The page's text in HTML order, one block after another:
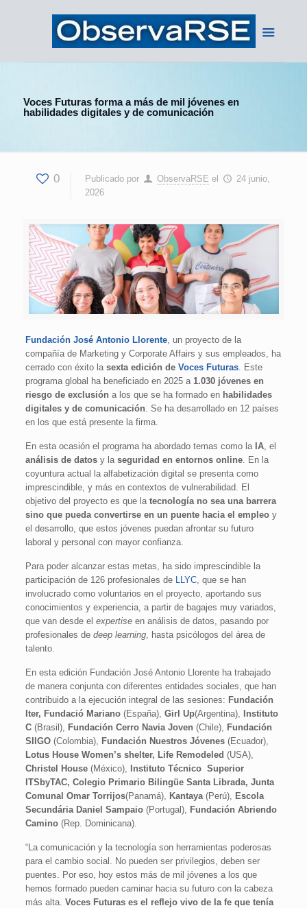
Voces Futuras forma a más de mil jóvenes en
habilidades digitales y de comunicación
0 Publicado por ObservaRSE el
24 junio,
2026
Fundación José Antonio Llorente, un proyecto de la
compañía de Marketing y Corporate Affairs y sus empleados, ha
cerrado con éxito lasexta edición deVoces Futuras. Este
programa global ha beneficiado en 2025 a1.030 jóvenes en
riesgo de exclusión a los que se ha formado en habilidades
digitales y de comunicación. Se ha desarrollado en 12 países
en los que está presente la firma.
En esta ocasión el programa ha abordado temas como la IA, el
análisis de datos y laseguridad en entornos online. En la
coyuntura actual la alfabetización digital se presenta como
imprescindible, y más en contextos de vulnerabilidad. El
objetivo del proyecto es que latecnología no sea una barrera
sino que pueda convertirse en un puente hacia el empleo y
el desarrollo, que estos jóvenes puedan afrontar su futuro
laboral y personal con mayor confianza.
Para poder alcanzar estas metas, ha sido imprescindible la
participación de 126 profesionales de LLYC, que se han
involucrado como voluntarios en el proyecto, aportando sus
conocimientos y experiencia, a partir de bagajes muy variados,
que van desde elexpertise en análisis de datos, pasando por
profesionales dedeep learning, hasta psicólogos del área de
talento.
En esta edición Fundación José Antonio Llorente ha trabajado
de manera conjunta con diferentes entidades sociales, que han
contribuido a la ejecución integral de las sesiones: Fundación
Iter, Fundació Mariano(España),Girl Up(Argentina),
Instituto
C(Brasil), Fundación Cerro Navia Joven (Chile), Fundación
SIIGO (Colombia), Fundación Nuestros Jóvenes (Ecuador),
Lotus House Women’s shelter, Life Remodeled (USA),
Christel House (México),
Instituto Técnico Superior
ITSbyTAC, Colegio Primario Bilingüe Santa Librada, Junta
Comunal Omar Torrijos(Panamá), Kantaya(Perú), Escola
Secundária Daniel Sampaio(Portugal), Fundación Abriendo
Camino (Rep. Dominicana).
“La comunicación y la tecnología son herramientas poderosas
para el cambio social. No pueden ser privilegios, deben ser
puentes. Por eso, hoy estos más de mil jóvenes a los que
hemos formado pueden caminar hacia su futuro con la cabeza
más alta.Voces Futuras es el reflejo vivo de la fe que tenía